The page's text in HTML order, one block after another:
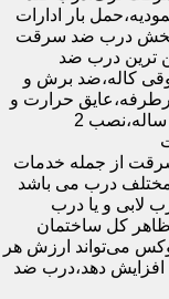
بار ادارات
پخش درب ضد سرقت
ترین درب ضد
کاله،ضد برش و
چهارطرفه،عایق حرارت و
صوت،اکیپ نصاب حرفه ای با گارانتی نصب 2 ساله،نصب 2
سرقت از جمله خدمات
مختلف درب می باشد
لابی و یا درب
ظاهر کل ساختمان
می‌تواند ارزش هر
۱۰۰ تا ۵۰۰ هزار تومان افزایش دهد،درب ضد